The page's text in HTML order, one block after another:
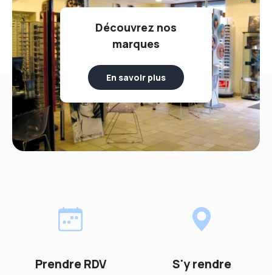
Découvrez nos
marques
En savoir plus
Prendre RDV S'y rendre